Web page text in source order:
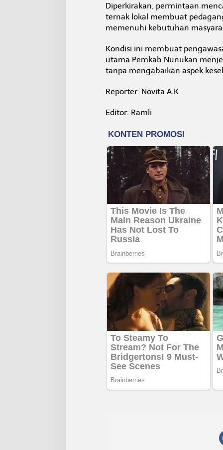
Diperkirakan, permintaan
ternak lokal membuat
memenuhi kebutuhan
Kondisi ini membuat
utama Pemkab Nunukan
tanpa mengabaikan aspek
Reporter: Novita A.K
Editor: Ramli